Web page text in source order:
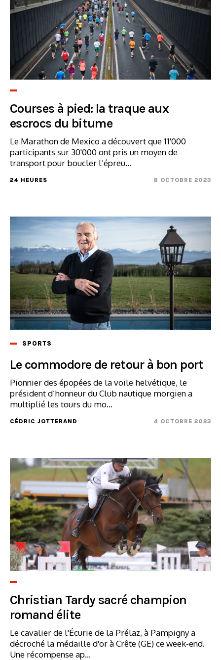
Courses à pied: la traque aux
escrocs du bitume
Le Marathon de Mexico a découvert que 11'000
participants sur 30'000 ont pris un moyen de
transport pour boucler l’épreu...
24 HEURES 8 OCTOBRE 2023
SPORTS
Le commodore de retour à bon port
Pionnier des épopées de la voile helvétique, le
président d’honneur du Club nautique morgien a
multiplié les tours du mo...
CÉDRIC JOTTERAND 4 OCTOBRE 2023
Christian Tardy sacré champion
romand élite
Le cavalier de l'Écurie de la Prélaz, à Pampigny a
décroché la médaille d'or à Crête (GE) ce week-end.
Une récompense ap...